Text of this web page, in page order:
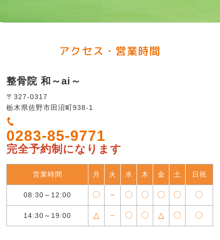
アクセス・営業時間
整骨院 和～ai～
〒327-0317
栃木県佐野市田沼町938-1
0283-85-9771
完全予約制になります
営業時間 月 火 水 木 金 土 日祝
08:30～12:00 〇 － 〇 〇 〇 〇 〇
14:30～19:00 △ － 〇 〇 △ 〇 〇